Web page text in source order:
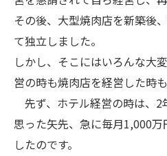
その後、大型焼肉店を新築後
て独立しました。
しかし、そこにはいろんな大
営の時も焼肉店を経営した時
先ず、ホテル経営の時は、2
思った矢先、急に毎月1,000
したのです。